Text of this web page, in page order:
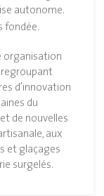
autonome.
fondée.
organisation
regroupant
d’innovation
du
de nouvelles
aux
et glaçages
surgelés.